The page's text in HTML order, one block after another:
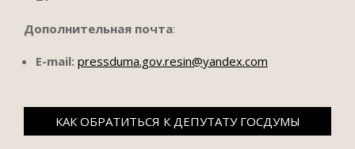
Дополнительная почта:
E-mail: pressduma.gov.resin@yandex.com
КАК ОБРАТИТЬСЯ К ДЕПУТАТУ ГОСДУМЫ